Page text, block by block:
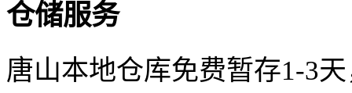
仓储服务
唐山本地仓库免费暂存1-3